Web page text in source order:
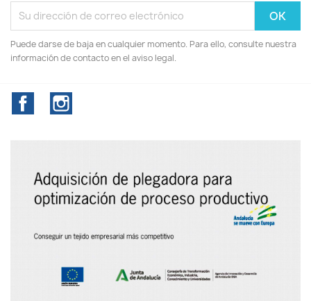
Puede darse de baja en cualquier momento. Para ello, consulte nuestra
información de contacto en el aviso legal.
Facebook